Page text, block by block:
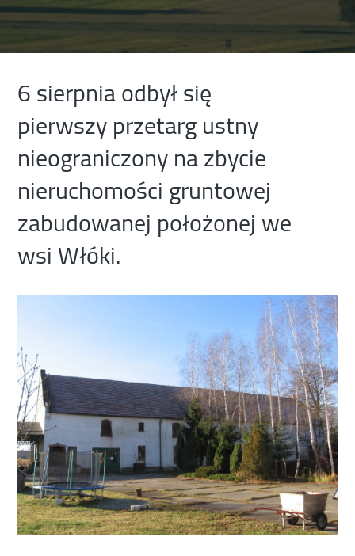
6 sierpnia odbył się
pierwszy przetarg ustny
nieograniczony na zbycie
nieruchomości gruntowej
zabudowanej położonej we
wsi Włóki.